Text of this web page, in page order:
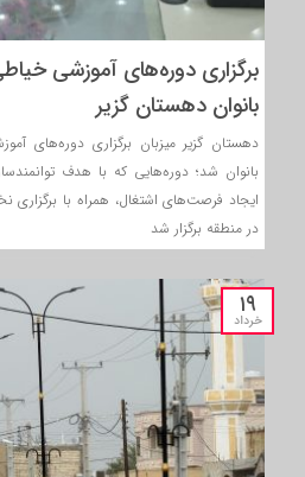
برگزاری دوره‌های آموزشی
بانوان دهستان گزیر
دهستان گزیر میزبان برگزاری دوره‌های
بانوان شد؛ دوره‌هایی که با هدف
ایجاد فرصت‌های اشتغال، همراه با برگزاری
در منطقه برگزار شد
۱۹
خرداد